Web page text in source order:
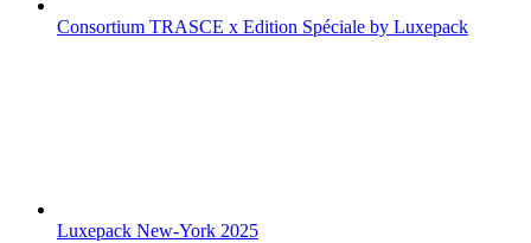
Consortium TRASCE x Edition Spéciale by Luxepack
Luxepack New-York 2025